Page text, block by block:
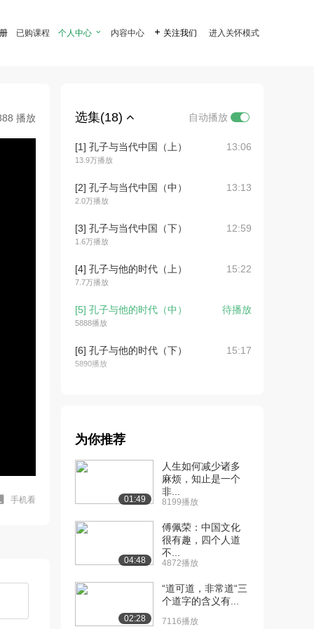
已购课程 个人中心  内容中心  关注我们 进入关怀模式
播放
手机看
选集(18) 自动播放
[1] 孔子与当代中国（上）
13.9万播放
13:06
[2] 孔子与当代中国（中）
2.0万播放
13:13
[3] 孔子与当代中国（下）
1.6万播放
12:59
[4] 孔子与他的时代（上）
7.7万播放
15:22
[5] 孔子与他的时代（中）
5888播放
待播放
[6] 孔子与他的时代（下）
5890播放
15:17
[8] 孔子的人格形象（中）
4023播放
[9] 孔子的人格形象（下） 15:49
（上）
[11] 孔子的价值追求
（中）
[12] 孔子的价值追求
为你推荐
01:49
人生如何减少诸多
麻烦，知止是一个
非...
8199播放
04:48
傅佩荣：中国文化
很有趣，四个人道
不...
4872播放
02:28
“道可道，非常道“三
个道字的含义有...
7116播放